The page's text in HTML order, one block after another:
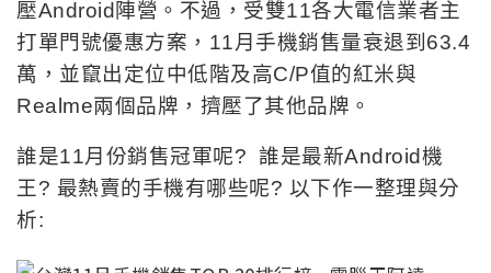
壓Android陣營。不過，受雙11各大電信業者主
打單門號優惠方案，11月手機銷售量衰退到63.4
萬，並竄出定位中低階及高C/P值的紅米與
Realme兩個品牌，擠壓了其他品牌。
誰是11月份銷售冠軍呢? 誰是最新Android機
王? 最熱賣的手機有哪些呢? 以下作一整理與分
析: